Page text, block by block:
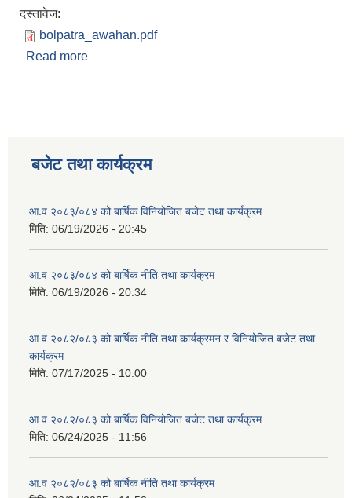
दस्तावेज:
bolpatra_awahan.pdf
Read more
बजेट तथा कार्यक्रम
आ.व २०८३/०८४ को बार्षिक विनियोजित बजेट तथा कार्यक्रम
मिति: 06/19/2026 - 20:45
आ.व २०८३/०८४ को बार्षिक नीति तथा कार्यक्रम
मिति: 06/19/2026 - 20:34
आ.व २०८२/०८३ को बार्षिक नीति तथा कार्यक्रमन र विनियोजित बजेट तथा
कार्यक्रम
मिति: 07/17/2025 - 10:00
आ.व २०८२/०८३ को बार्षिक विनियोजित बजेट तथा कार्यक्रम
मिति: 06/24/2025 - 11:56
आ.व २०८२/०८३ को बार्षिक नीति तथा कार्यक्रम